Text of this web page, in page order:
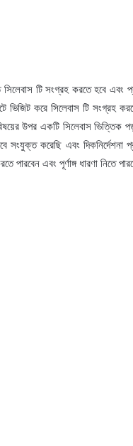
সিলেবাস টি সংগ্রহ করতে হবে
করে সিলেবাস টি সংগ্রহ
উপর একটি সিলেবাস ভিত্তিক
সংযুক্ত করেছি এবং
পারবেন এবং পূর্ণাঙ্গ ধারণা নিতে